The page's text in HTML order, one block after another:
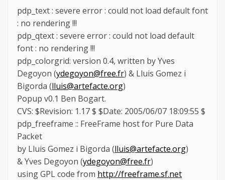
pdp_text : severe error : could not load default font
: no rendering !!!
pdp_qtext : severe error : could not load default
font : no rendering !!!
pdp_colorgrid: version 0.4, written by Yves
Degoyon (ydegoyon@free.fr) & Lluis Gomez i
Bigorda (lluis@artefacte.org)
Popup v0.1 Ben Bogart.
CVS: $Revision: 1.17 $ $Date: 2005/06/07 18:09:55 $
pdp_freeframe :: FreeFrame host for Pure Data
Packet
by Lluis Gomez i Bigorda (lluis@artefacte.org)
& Yves Degoyon (ydegoyon@free.fr)
using GPL code from http://freeframe.sf.net